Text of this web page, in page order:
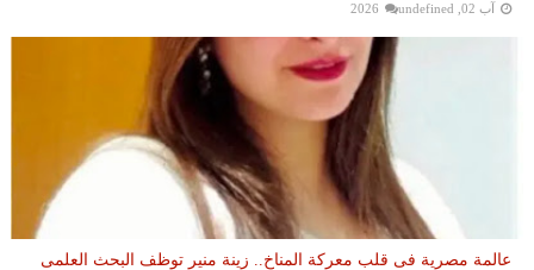
آب 02, 2026 undefined
عالمة مصرية فى قلب معركة المناخ.. زينة منير توظف البحث العلمى